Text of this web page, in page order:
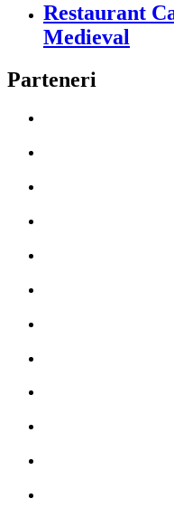
Restaurant
Medieval
Parteneri